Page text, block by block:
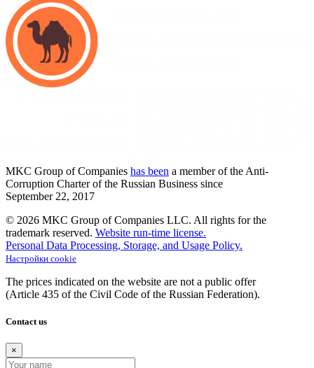
MKC Group of Companies has been a member of the Anti-
Corruption Charter of the Russian Business since
September 22, 2017
© 2026 MKC Group of Companies LLC. All rights for the
trademark reserved. Website run-time license.
Personal Data Processing, Storage, and Usage Policy.
Настройки cookie
The prices indicated on the website are not a public offer
(Article 435 of the Civil Code of the Russian Federation).
Contact us
×